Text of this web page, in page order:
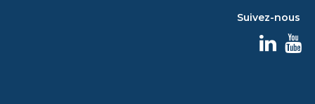
Suivez-nous